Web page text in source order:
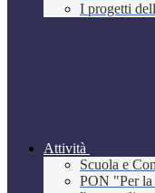
I progetti
Attività
Scuola e
PON "Per la